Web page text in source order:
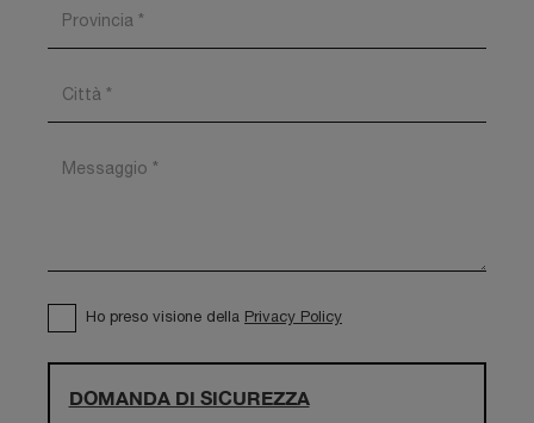
Ho preso visione della Privacy Policy
DOMANDA DI SICUREZZA